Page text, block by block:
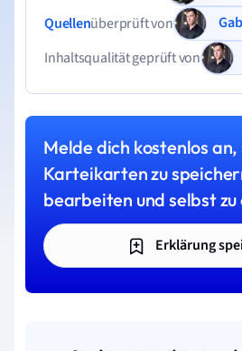
Quellenüberprüft von
Inhaltsqualität geprüft von
Melde dich kostenlos an,
Karteikarten zu
bearbeiten und selbst
Erklärung